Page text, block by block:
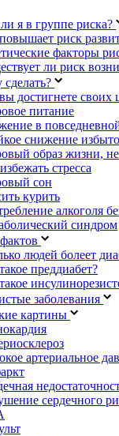
я в группе риска?
риск
факторы
ли риск
достигнете своих
питание
в
снижение
образ жизни,
стресса
сон
курить
алкоголя
синдром
людей болеет
преддиабет?
заболевания
картины
артериальное
сердечного